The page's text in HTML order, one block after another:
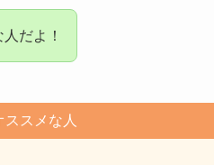
だよ！
ススメな人